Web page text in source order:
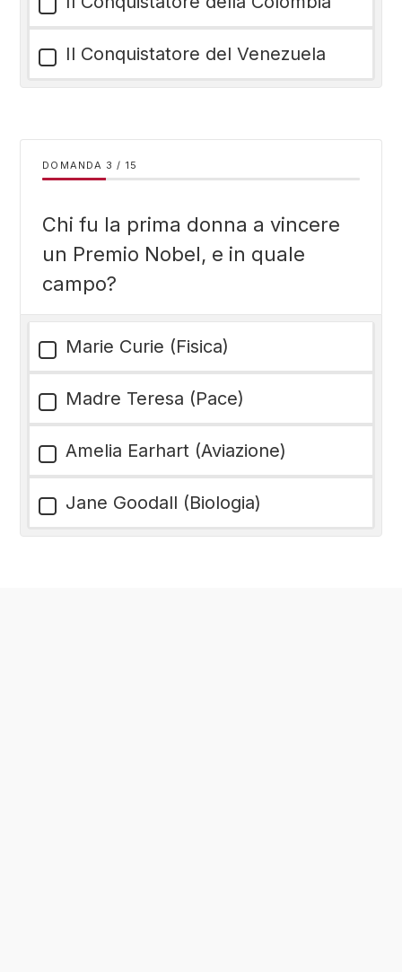
Il Conquistatore del Venezuela
DOMANDA / 15
Chi fu la prima donna a vincere
un Premio Nobel, e in quale
campo?
Marie Curie (Fisica)
Madre Teresa (Pace)
Amelia Earhart (Aviazione)
Jane Goodall (Biologia)